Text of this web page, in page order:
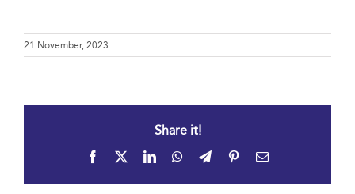
21 November, 2023
Share it!
Facebook LinkedInWhatsApp
TelegramPinterestEmail